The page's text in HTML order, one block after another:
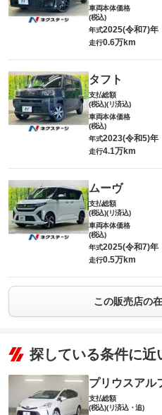
車両本体価格
(税込)
年式2025(令和7)年
走行0.6万km
タフト
支払総額
(税込)(リ済込)
車両本体価格
(税込)
年式2023(令和5)年
走行4.1万km
ムーヴ
支払総額
(税込)(リ済込)
車両本体価格
(税込)
年式2025(令和7)年
走行0.5万km
この販売店の
探している条件に近
プリウスアル
支払総額
(税込)(リ済込・追)